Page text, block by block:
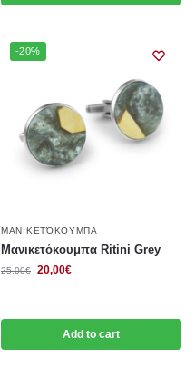
-20%
ΜΑΝΙΚΕΤΌΚΟΥΜΠΑ
Μανικετόκουμπα Ritini Grey
25,00€ 20,00€
Add to cart